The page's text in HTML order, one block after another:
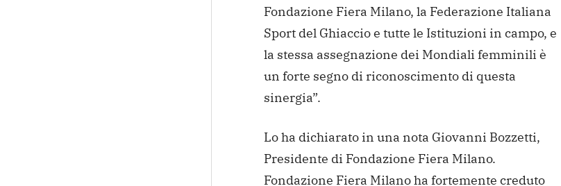
Fondazione Fiera Milano, la Federazione Italiana
Sport del Ghiaccio e tutte le Istituzioni in campo, e
la stessa assegnazione dei Mondiali femminili è
un forte segno di riconoscimento di questa
sinergia”.
Lo ha dichiarato in una nota Giovanni Bozzetti,
Presidente di Fondazione Fiera Milano.
Fondazione Fiera Milano ha fortemente creduto